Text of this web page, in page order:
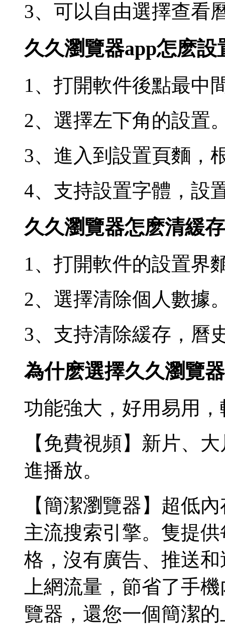
3、可以自由選擇查看
久久瀏覽器app怎麽設
1、打開軟件後點最中
2、選擇左下角的設置
3、進入到設置頁麵，
4、支持設置字體，設
久久瀏覽器怎麽清緩存
1、打開軟件的設置界
2、選擇清除個人數據
3、支持清除緩存，曆
為什麽選擇久久瀏覽器
功能強大，好用易用
【免費視頻】新片、
進播放。
【簡潔瀏覽器】超低
主流搜索引擎。隻提
格，沒有廣告、推送
上網流量，節省了手
覽器，還您一個簡潔